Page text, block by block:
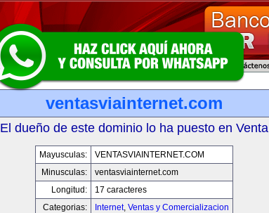
ventasviainternet.com
El dueño de este dominio lo ha puesto en Venta
Mayusculas:
VENTASVIAINTERNET.COM
Minusculas:
ventasviainternet.com
Longitud:
17 caracteres
Categorias:
Internet, Ventas y Comercializacion